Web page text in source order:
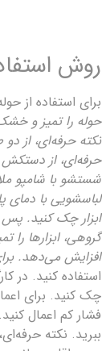
روش
برای استفاده از حوله
حوله را تمیز و
نکته حرفه‌ای، از
حرفه‌ای، از دستکش
شستشو با شامپو
لباسشویی با دمای
ابزار چک کنید. پس
گروهی، ابزارها
افزایش می‌دهد.
استفاده کنید. در
چک کنید. برای
فشار کم اعمال
ببرید. نکته